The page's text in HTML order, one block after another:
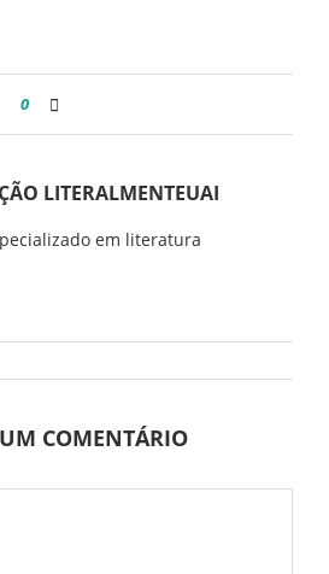
0
LITERALMENTEUAI
em literatura
COMENTÁRIO